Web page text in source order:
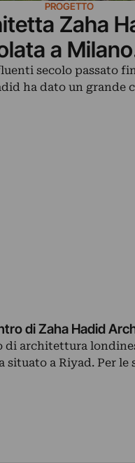
PROGETTO
Zaha
a
secolo passato
ha dato un grande
di Zaha Hadid
di architettura
situato a Riyad. Per